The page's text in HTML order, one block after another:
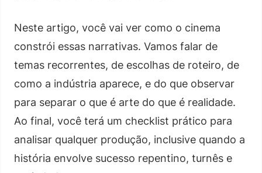
Neste artigo, você vai ver como o cinema
constrói essas narrativas. Vamos falar de
temas recorrentes, de escolhas de roteiro, de
como a indústria aparece, e do que observar
para separar o que é arte do que é realidade.
Ao final, você terá um checklist prático para
analisar qualquer produção, inclusive quando a
história envolve sucesso repentino, turnês e